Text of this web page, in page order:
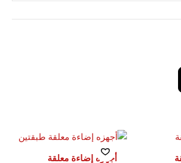
أجهزه إضاءة معلقة⁩